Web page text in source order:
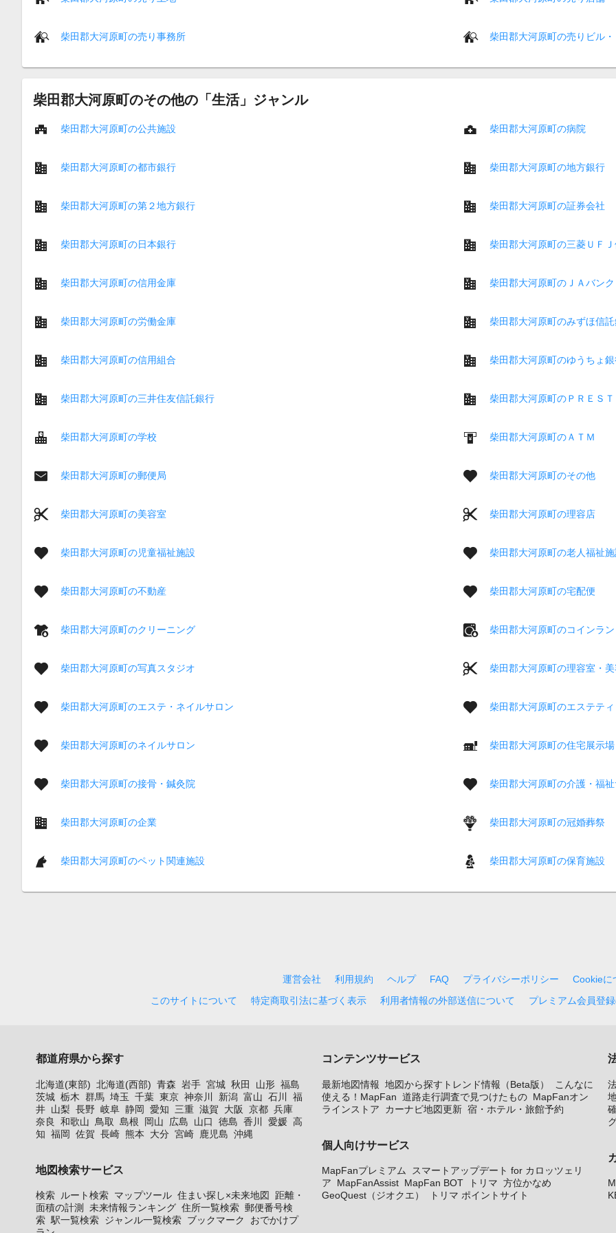
柴田郡大河原町の売り事務所 柴田郡大河原町の売りビル
柴田郡大河原町のその他の「生活」ジャンル
柴田郡大河原町の公共施設 柴田郡大河原町の病院
柴田郡大河原町の都市銀行 柴田郡大河原町の地方銀行
柴田郡大河原町の第２地方銀行 柴田郡大河原町の証券会社
柴田郡大河原町の日本銀行 柴田郡大河原町の三菱ＵＦ
柴田郡大河原町の信用金庫 柴田郡大河原町のＪＡバンク
柴田郡大河原町の労働金庫 柴田郡大河原町のみずほ信
柴田郡大河原町の信用組合 柴田郡大河原町のゆうちょ
柴田郡大河原町の三井住友信託銀行 柴田郡大河原町のＰＲＥＳＴ
柴田郡大河原町の学校 柴田郡大河原町のＡＴＭ
柴田郡大河原町の郵便局 柴田郡大河原町のその他
柴田郡大河原町の美容室 柴田郡大河原町の理容店
柴田郡大河原町の児童福祉施設 柴田郡大河原町の老人福祉施
柴田郡大河原町の不動産 柴田郡大河原町の宅配便
柴田郡大河原町のクリーニング 柴田郡大河原町のコインラ
柴田郡大河原町の写真スタジオ 柴田郡大河原町の理容室・
柴田郡大河原町のエステ・ネイルサロン 柴田郡大河原町のエステテ
柴田郡大河原町のネイルサロン 柴田郡大河原町の住宅展示場
柴田郡大河原町の接骨・鍼灸院 柴田郡大河原町の介護・福
柴田郡大河原町の企業 柴田郡大河原町の冠婚葬祭
柴田郡大河原町のペット関連施設 柴田郡大河原町の保育施設
運営会社 利用規約 ヘルプ FAQ プライバシーポリシー
Cookieに
このサイトについて
特定商取引法に基づく表示 利用者情報の外部送信について プレミアム会員登
都道府県から探す
北海道(東部) 北海道(西部) 青森 岩手 宮城 秋田 山形 福島
茨城 栃木 群馬 埼玉 千葉 東京 神奈川 新潟 富山 石川
福
井 山梨 長野 岐阜 静岡 愛知 三重 滋賀 大阪 京都 兵庫
奈良
和歌山 鳥取 島根 岡山 広島 山口 徳島 香川 愛媛 高
知 福岡 佐賀 長崎 熊本 大分 宮崎 鹿児島 沖縄
地図検索サービス
検索 ルート検索 マップツール 住まい探し×未来地図
距離・
面積の計測
未来情報ランキング 住所一覧検索 郵便番号検
索 駅一覧検索 ジャンル一覧検索 ブックマーク
おでかけプ
コンテンツサービス
最新地図情報 地図から探すトレンド情報（Beta版）
こんなに
使える！MapFan 道路走行調査で見つけたもの MapFanオン
ラインストア
カーナビ地図更新 宿・ホテル・旅館予約
個人向けサービス
MapFanプレミアム
スマートアップデート for カロッツェリ
ア
MapFanAssist MapFan BOT トリマ 方位かなめ
GeoQuest（ジオクエ）
トリマ ポイントサイト